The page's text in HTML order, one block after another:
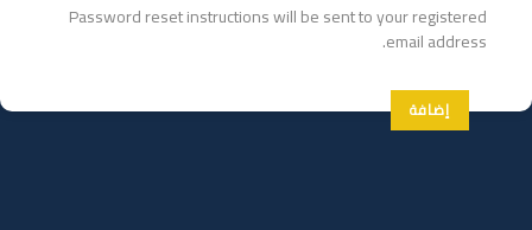
Password reset instructions will be sent to your registered
email address.